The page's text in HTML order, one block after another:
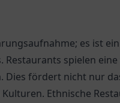
es ist
Restaurants spielen
Dies fördert nicht nur
Ethnische